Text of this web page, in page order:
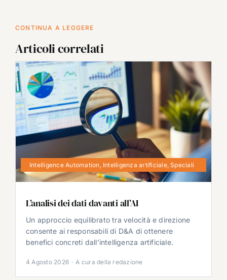
CONTINUA A LEGGERE
Articoli correlati
Intelligence Automation Intelligenza artificiale,Speciali
L’analisi dei dati davanti all’AI
Un approccio equilibrato tra velocità e direzione
consente ai responsabili di D&A di ottenere
benefici concreti dall’intelligenza artificiale.
4 Agosto 2026 · A cura della redazione